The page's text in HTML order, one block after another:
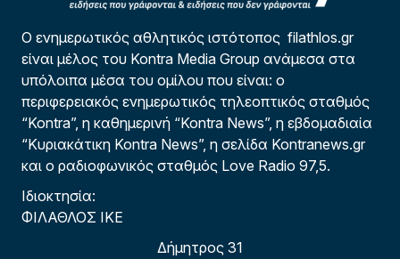
Ο ενημερωτικός αθλητικός ιστότοπος filathlos.gr
είναι μέλος του Kontra Media Group ανάμεσα στα
υπόλοιπα μέσα του ομίλου που είναι: ο
περιφερειακός ενημερωτικός τηλεοπτικός σταθμός
“Kontra”, η καθημερινή “Kontra News”, η εβδομαδιαία
“Κυριακάτικη Kontra News”, η σελίδα Kontranews.gr
και ο ραδιοφωνικός σταθμός Love Radio 97,5.
Ιδιοκτησία:
ΦΙΛΑΘΛΟΣ ΙΚΕ
Δήμητρος 31